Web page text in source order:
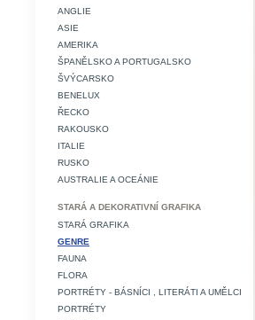
ANGLIE
ASIE
AMERIKA
ŠPANĚLSKO A PORTUGALSKO
ŠVÝCARSKO
BENELUX
ŘECKO
RAKOUSKO
ITALIE
RUSKO
AUSTRALIE A OCEÁNIE
STARÁ A DEKORATIVNÍ GRAFIKA
STARÁ GRAFIKA
GENRE
FAUNA
FLORA
PORTRÉTY - BÁSNÍCI , LITERÁTI A UMĚLCI
PORTRÉTY